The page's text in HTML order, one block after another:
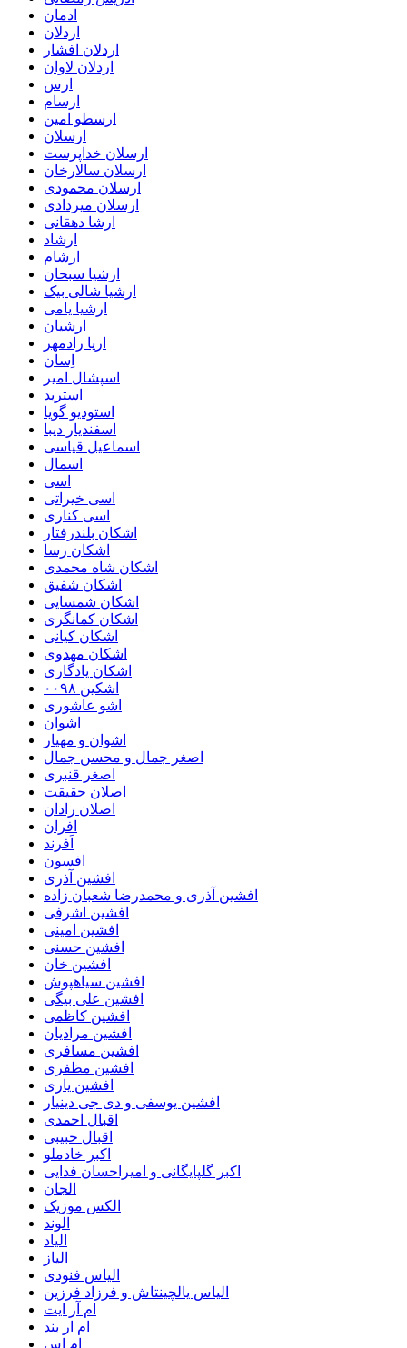
ادمان
اردلان
اردلان افشار
اردلان لاوان
ارس
ارسام
ارسطو امین
ارسلان
ارسلان خداپرست
ارسلان سالارخان
ارسلان محمودی
ارسلان میردادی
ارشا دهقانی
ارشاد
ارشام
ارشیا سبحان
ارشیا شالی بیک
ارشیا یامی
ارشیان
اریا رادمهر
اِسان
اسپشال امیر
استرید
استودیو گویا
اسفندیار دیبا
اسماعیل قیاسی
اسمال
اسی
اسی خیراتی
اسی کناری
اشکان بلندرفتار
اشکان رسا
اشکان شاه محمدی
اشکان شفیق
اشکان شمسایی
اشکان‌ کمانگری
اشکان کیانی
اشکان مهدوی
اشکان یادگاری
اشکین ۰۰۹۸
اشو عاشوری
اشوان
اشوان و مهیار
اصغر جمال و محسن جمال
اصغر قنبری
اصلان حقیقت
اصلان رادان
افران
اَفرند
افسون
افشین آذری
افشین آذری و محمدرضا شعبان زاده
افشین اشرفی
افشین امینی
افشین حسنی
افشین خان
افشین سیاهپوش
افشین علی بیگی
افشین کاظمی
افشین مرادیان
افشین مسافری
افشین مظفری
افشین یاری
افشین یوسفی و دی جی دینیار
اقبال احمدی
اقبال حبیبی
اکبر خادملو
اکبر گلپایگانی و امیراحسان فدایی
الجان
الکس موزیک
الوند
الیاد
الیاز
الیاس فنودی
الیاس یالچینتاش و فرزاد فرزین
ام آر ایت
ام‌ ار بند
ام اس